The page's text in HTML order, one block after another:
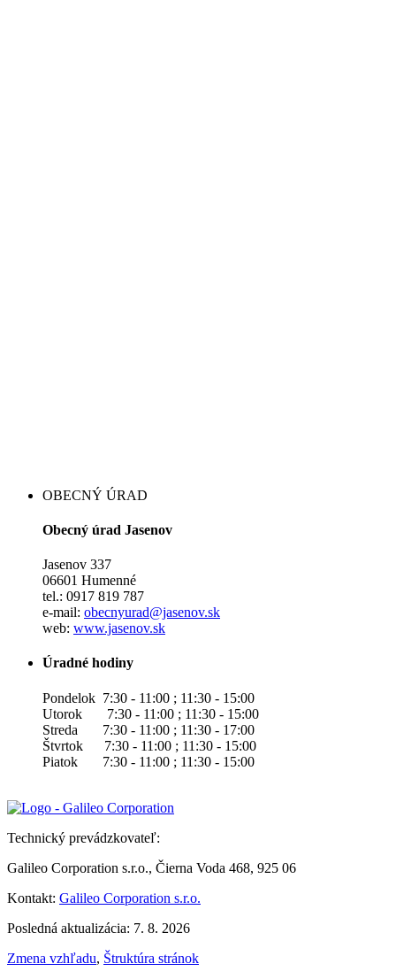
OBECNÝ ÚRAD
Obecný úrad Jasenov
Jasenov 337
06601 Humenné
tel.: 0917 819 787
e-mail: obecnyurad@jasenov.sk
web: www.jasenov.sk
Úradné hodiny
Pondelok 7:30 - 11:00 ; 11:30 - 15:00
Utorok 7:30 - 11:00 ; 11:30 - 15:00
Streda 7:30 - 11:00 ; 11:30 - 17:00
Štvrtok 7:30 - 11:00 ; 11:30 - 15:00
Piatok 7:30 - 11:00 ; 11:30 - 15:00
Technický prevádzkovateľ:
Galileo Corporation s.r.o., Čierna Voda 468, 925 06
Kontakt: Galileo Corporation s.r.o.
Posledná aktualizácia: 7. 8. 2026
Zmena vzhľadu, Štruktúra stránok